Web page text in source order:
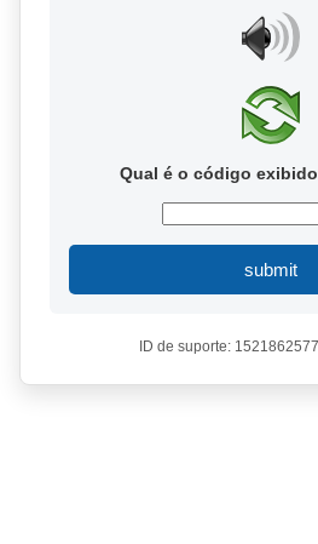
Qual é o código
submit
ID de suporte: